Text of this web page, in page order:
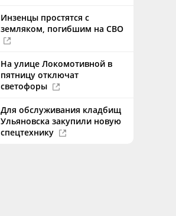
Инзенцы простятся с
земляком, погибшим на СВО
На улице Локомотивной в
пятницу отключат
светофоры
Для обслуживания кладбищ
Ульяновска закупили новую
спецтехнику